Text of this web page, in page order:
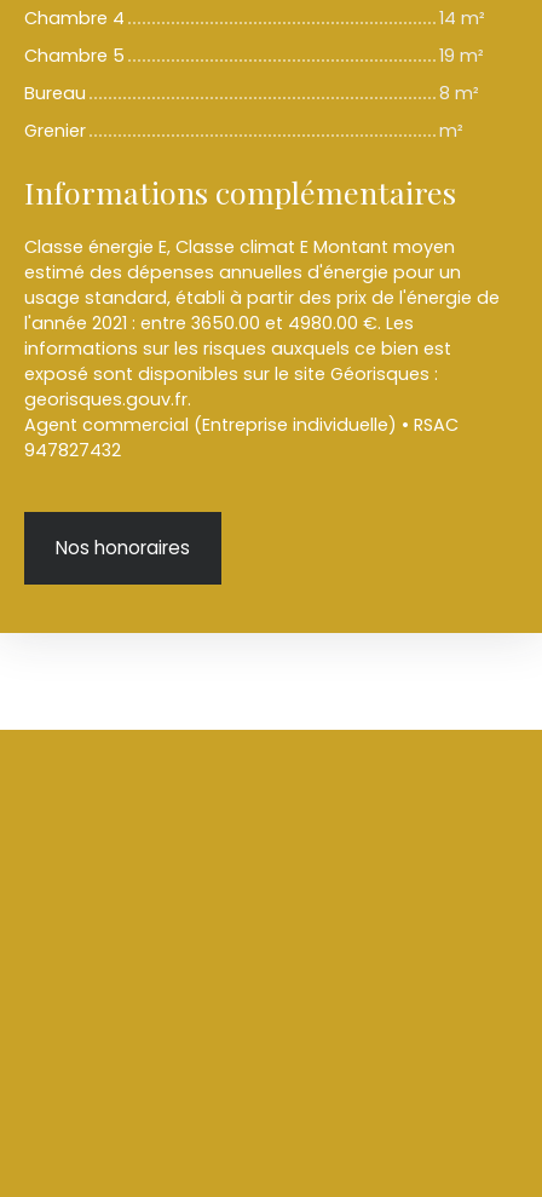
Chambre 4
14 m²
Chambre 5
19 m²
Bureau
8 m²
Grenier
m²
Informations complémentaires
Classe énergie E, Classe climat E Montant moyen
estimé des dépenses annuelles d'énergie pour un
usage standard, établi à partir des prix de l'énergie de
l'année 2021 : entre 3650.00 et 4980.00 €. Les
informations sur les risques auxquels ce bien est
exposé sont disponibles sur le site Géorisques :
georisques.gouv.fr.
Agent commercial (Entreprise individuelle) • RSAC
947827432
Nos honoraires